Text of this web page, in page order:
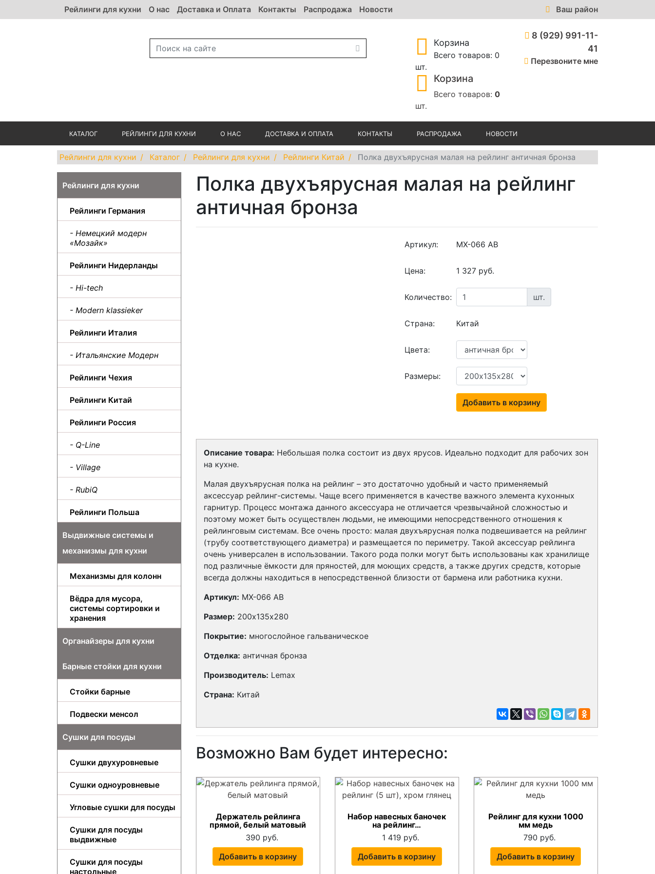
Рейлинги для кухни О нас Доставка и Оплата Контакты Распродажа Новости Ваш район
Корзина
Всего товаров: 0
шт.
Корзина
Всего товаров: 0
шт.
8 (929) 991-11-
41
Перезвоните мне
КАТАЛОГ РЕЙЛИНГИ ДЛЯ КУХНИ О НАС ДОСТАВКА И ОПЛАТА КОНТАКТЫ РАСПРОДАЖА НОВОСТИ
Рейлинги для кухни Каталог Рейлинги для кухни Рейлинги Китай Полка двухъярусная малая на рейлинг античная бронза
Рейлинги для кухни
Рейлинги Германия
- Немецкий модерн
«Мозайк»
Рейлинги Нидерланды
- Hi-tech
- Modern klassieker
Рейлинги Италия
- Итальянские Модерн
Рейлинги Чехия
Рейлинги Китай
Рейлинги Россия
- Q-Line
- Village
- RubiQ
Рейлинги Польша
Выдвижные системы и
механизмы для кухни
Механизмы для колонн
Вёдра для мусора,
системы сортировки и
хранения
Органайзеры для кухни
Барные стойки для кухни
Стойки барные
Подвески менсол
Сушки для посуды
Сушки двухуровневые
Сушки одноуровневые
Угловые сушки для посуды
Сушки для посуды
выдвижные
Сушки для посуды
настольные
Полка двухъярусная малая на рейлинг
античная бронза
Артикул: MX-066 AB
Цена: 1 327 руб.
Количество: шт.
Страна: Китай
Цвета:
Размеры:
Добавить в корзину
Описание товара: Небольшая полка состоит из двух ярусов. Идеально подходит для рабочих зон
на кухне.
Малая двухъярусная полка на рейлинг – это достаточно удобный и часто применяемый
аксессуар рейлинг-системы. Чаще всего применяется в качестве важного элемента кухонных
гарнитур. Процесс монтажа данного аксессуара не отличается чрезвычайной сложностью и
поэтому может быть осуществлен людьми, не имеющими непосредственного отношения к
рейлинговым системам. Все очень просто: малая двухъярусная полка подвешивается на рейлинг
(трубу соответствующего диаметра) и размещается по периметру. Такой аксессуар рейлинга
очень универсален в использовании. Такого рода полки могут быть использованы как хранилище
под различные ёмкости для пряностей, для моющих средств, а также других средств, которые
всегда должны находиться в непосредственной близости от бармена или работника кухни.
Артикул: MX-066 AB
Размер: 200х135х280
Покрытие: многослойное гальваническое
Отделка: античная бронза
Производитель: Lemax
Страна: Китай
Возможно Вам будет интересно:
Держатель рейлинга
прямой, белый матовый
390 руб.
Добавить в корзину
Набор навесных баночек
на рейлинг…
1 419 руб.
Добавить в корзину
Рейлинг для кухни 1000
мм медь
790 руб.
Добавить в корзину